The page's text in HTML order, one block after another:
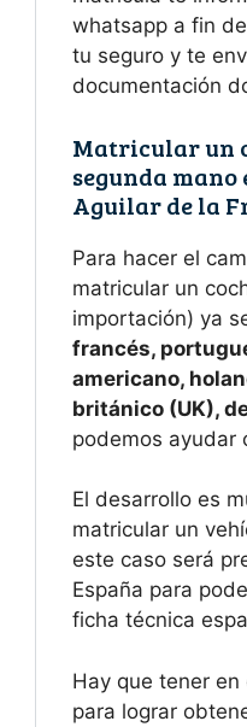
whatsapp a fin
tu seguro y te
documentación
Matricular un
segunda
Aguilar de la
Para hacer el
matricular un
importación) ya
francés,
americano,
británico (UK),
podemos ayudar
El desarrollo es
matricular un
este caso será
España para
ficha técnica
Hay que tener
para lograr